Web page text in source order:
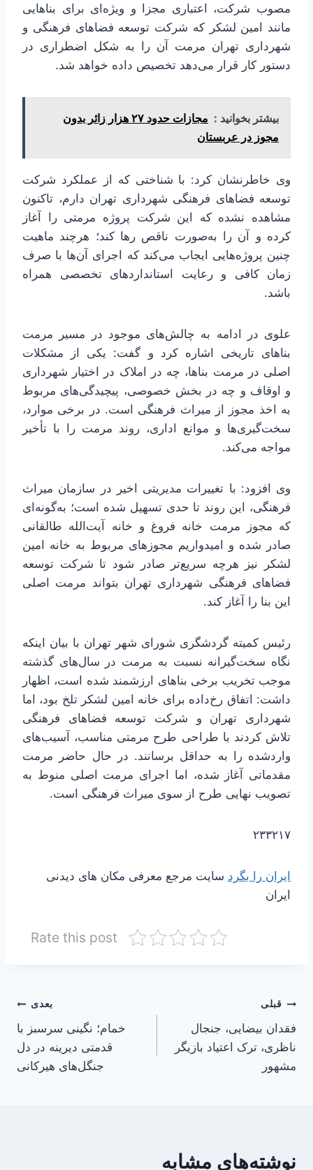
مصوب شرکت، اعتباری مجزا و ویژه‌ای برای بناهایی
مانند امین لشکر که شرکت توسعه فضاهای فرهنگی و
شهرداری تهران مرمت آن را به شکل اضطراری در
دستور کار قرار می‌دهد تخصیص داده خواهد شد.
بیشتر بخوانید :
مجازات حدود ۲۷ هزار زائر بدون
مجوز در عربستان
وی خاطرنشان کرد: با شناختی که از عملکرد شرکت
توسعه فضاهای فرهنگی شهرداری تهران دارم، تاکنون
مشاهده نشده که این شرکت پروژه مرمتی را آغاز
کرده و آن را به‌صورت ناقص رها کند؛ هرچند ماهیت
چنین پروژه‌هایی ایجاب می‌کند که اجرای آن‌ها با صرف
زمان کافی و رعایت استانداردهای تخصصی همراه
باشد.
علوی در ادامه به چالش‌های موجود در مسیر مرمت
بناهای تاریخی اشاره کرد و گفت: یکی از مشکلات
اصلی در مرمت بناها، چه در املاک در اختیار شهرداری
و اوقاف و چه در بخش خصوصی، پیچیدگی‌های مربوط
به اخذ مجوز از میراث فرهنگی است. در برخی موارد،
سخت‌گیری‌ها و موانع اداری، روند مرمت را با تأخیر
مواجه می‌کند.
وی افزود: با تغییرات مدیریتی اخیر در سازمان میراث
فرهنگی، این روند تا حدی تسهیل شده است؛ به‌گونه‌ای
که مجوز مرمت خانه فروغ و خانه آیت‌الله طالقانی
صادر شده و امیدواریم مجوزهای مربوط به خانه امین
لشکر نیز هرچه سریع‌تر صادر شود تا شرکت توسعه
فضاهای فرهنگی شهرداری تهران بتواند مرمت اصلی
این بنا را آغاز کند.
رئیس کمیته گردشگری شورای شهر تهران با بیان اینکه
نگاه سخت‌گیرانه نسبت به مرمت در سال‌های گذشته
موجب تخریب برخی بناهای ارزشمند شده است، اظهار
داشت: اتفاق رخ‌داده برای خانه امین لشکر تلخ بود، اما
شهرداری تهران و شرکت توسعه فضاهای فرهنگی
تلاش کردند با طراحی طرح مرمتی مناسب، آسیب‌های
واردشده را به حداقل برسانند. در حال حاضر مرمت
مقدماتی آغاز شده، اما اجرای مرمت اصلی منوط به
تصویب نهایی طرح از سوی میراث فرهنگی است.
۲۳۳۲۱۷
ایران را بگرد سایت مرجع معرفی مکان های دیدنی
ایران
Rate this post
راهبری
نوشته
قبلی
فقدان بیضایی، جنجال
ناظری، ترک اعتیاد بازیگر
مشهور
بعدی
خمام؛ نگینی سرسبز با
قدمتی دیرینه در دل
جنگل‌های هیرکانی
نوشته‌های مشابه